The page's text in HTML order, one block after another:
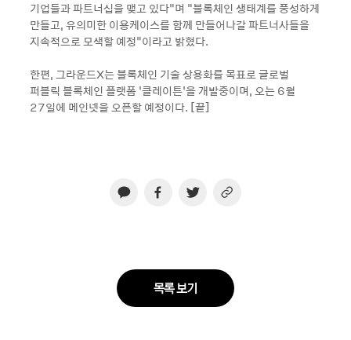
기업들과 파트너십을 맺고 있다”며 "블록체인 생태계를 풍성하게
만들고, 유의미한 이용케이스를 함께 만들어나갈 파트너사들을
지속적으로 모색할 예정”이라고 밝혔다.
한편, 그라운드X는 블록체인 기술 상용화를 목표로 글로벌
퍼블릭 블록체인 플랫폼 ‘클레이튼’을 개발중이며, 오는 6월
27일에 메인넷을 오픈할 예정이다. [끝]
목록 보기